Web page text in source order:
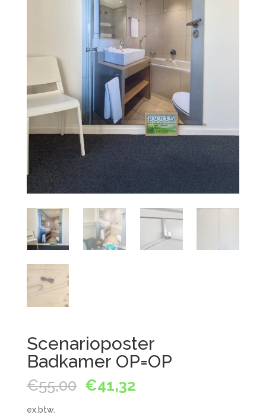
Scenarioposter
Badkamer OP=OP
€55,00 Oorspronkelijke
prijs
€41,32Huidige
ex.btw.